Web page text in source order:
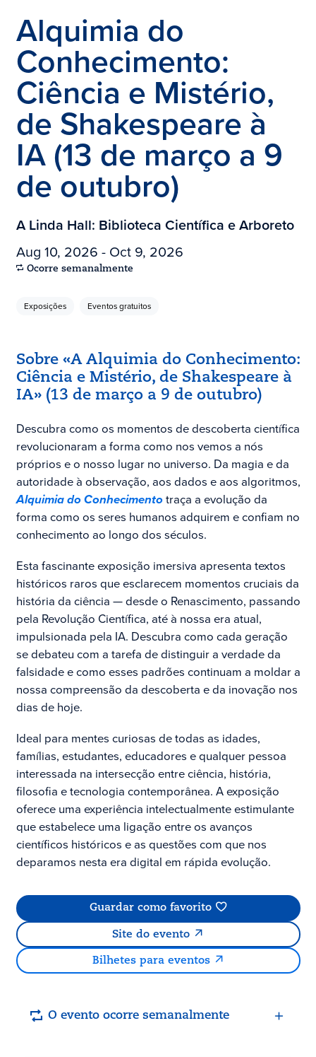
Alquimia do
Conhecimento:
Ciência e Mistério,
de Shakespeare à
IA (13 de março a 9
de outubro)
A Linda Hall: Biblioteca Científica e Arboreto
Aug 10, 2026 - Oct 9, 2026
Ocorre semanalmente
Exposições Eventos gratuitos
Sobre «A Alquimia do Conhecimento:
Ciência e Mistério, de Shakespeare à
IA» (13 de março a 9 de outubro)
Descubra como os momentos de descoberta científica
revolucionaram a forma como nos vemos a nós
próprios e o nosso lugar no universo. Da magia e da
autoridade à observação, aos dados e aos algoritmos,
Alquimia do Conhecimentotraça a evolução da
forma como os seres humanos adquirem e confiam no
conhecimento ao longo dos séculos.
Esta fascinante exposição imersiva apresenta textos
históricos raros que esclarecem momentos cruciais da
história da ciência — desde o Renascimento, passando
pela Revolução Científica, até à nossa era atual,
impulsionada pela IA. Descubra como cada geração
se debateu com a tarefa de distinguir a verdade da
falsidade e como esses padrões continuam a moldar a
nossa compreensão da descoberta e da inovação nos
dias de hoje.
Ideal para mentes curiosas de todas as idades,
famílias, estudantes, educadores e qualquer pessoa
interessada na intersecção entre ciência, história,
filosofia e tecnologia contemporânea. A exposição
oferece uma experiência intelectualmente estimulante
que estabelece uma ligação entre os avanços
científicos históricos e as questões com que nos
deparamos nesta era digital em rápida evolução.
Guardar como favorito
Site do evento
Bilhetes para eventos
O evento ocorre semanalmente